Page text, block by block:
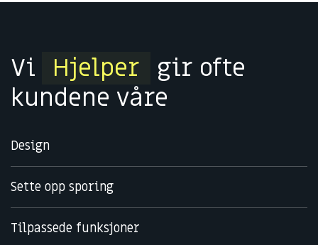
Vi Hjelper gir ofte
kundene våre
Design
Sette opp sporing
Tilpassede funksjoner